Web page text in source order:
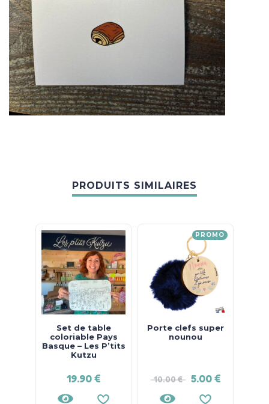
PRODUITS SIMILAIRES
Set de table
coloriable Pays
Basque – Les P’tits
Kutzu
19.90€
PROMO
Porte clefs super
nounou
10.00€ 5.00€